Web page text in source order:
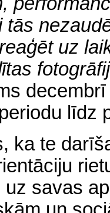
tās
uz
līdz
ka te
uz savas